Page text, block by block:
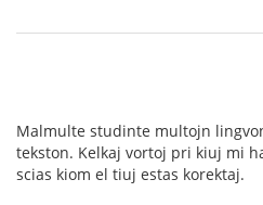
Malmulte studinte multojn
tekston. Kelkaj vortoj pri kiuj mi
scias kiom el tiuj estas korektaj.